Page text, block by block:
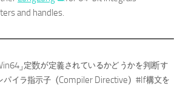
and handles.
」定数が定義されているかどうかを判断す
パイラ指示子（Compiler Directive）#If構文を